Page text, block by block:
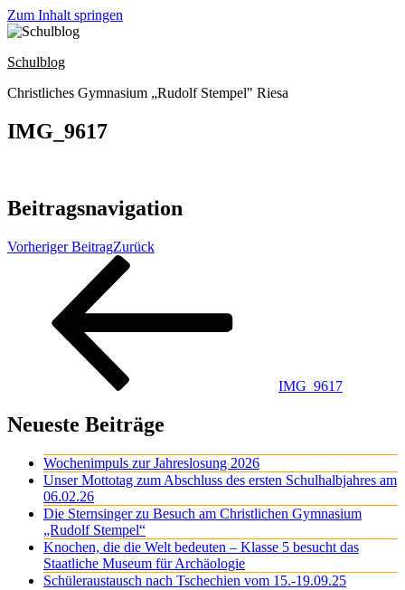
Zum Inhalt springen
Schulblog
Christliches Gymnasium „Rudolf Stempel" Riesa
IMG_9617
Beitragsnavigation
Vorheriger BeitragZurück
IMG_9617
Neueste Beiträge
Wochenimpuls zur Jahreslosung 2026
Unser Mottotag zum Abschluss des ersten Schulhalbjahres am
06.02.26
Die Sternsinger zu Besuch am Christlichen Gymnasium
„Rudolf Stempel“
Knochen, die die Welt bedeuten – Klasse 5 besucht das
Staatliche Museum für Archäologie
Schüleraustausch nach Tschechien vom 15.-19.09.25